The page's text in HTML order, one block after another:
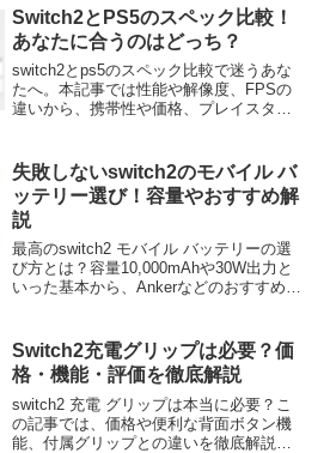
めば、switch2 有機 el 違いの全てが分か
り、あなたに最適なモデルが必ず見つか
ります。
Switch2とPS5のスペック比較！
あなたに合うのはどっち？
switch2とps5のスペック比較で迷うあな
たへ。本記事では性能や解像度、FPSの
違いから、携帯性や価格、プレイスタイ
のswitch2とps5のスペック比較の結論が
わかります。
失敗しないswitch2のモバイル バ
ッテリー選び！容量やおすすめ解
説
最高のswitch2 モバイル バッテリーの選
び方とは？容量10,000mAhや30W出力と
いった基本から、Ankerなどのおすすめ製
たのプレイスタイルに合う理想のswitch2
モバイル バッテリーを見つけましょう。
Switch2充電グリップは必要？価
格・機能・評価を徹底解説
switch2 充電 グリップは本当に必要？こ
の記事では、価格や便利な背面ボタン機
能、付属グリップとの違いを徹底解説。